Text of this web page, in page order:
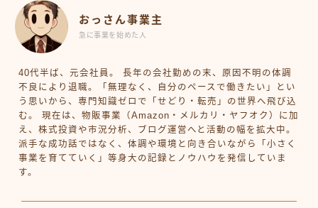
おっさん事業主
急に事業を始めた人
40代半ば、元会社員。 長年の会社勤めの末、原因不明の体調
不良により退職。「無理なく、自分のペースで働きたい」とい
う思いから、専門知識ゼロで「せどり・転売」の世界へ飛び込
む。 現在は、物販事業（Amazon・メルカリ・ヤフオク）に加
え、株式投資や市況分析、ブログ運営へと活動の幅を拡大中。
派手な成功話ではなく、体調や環境と向き合いながら「小さく
事業を育てていく」等身大の記録とノウハウを発信していま
す。